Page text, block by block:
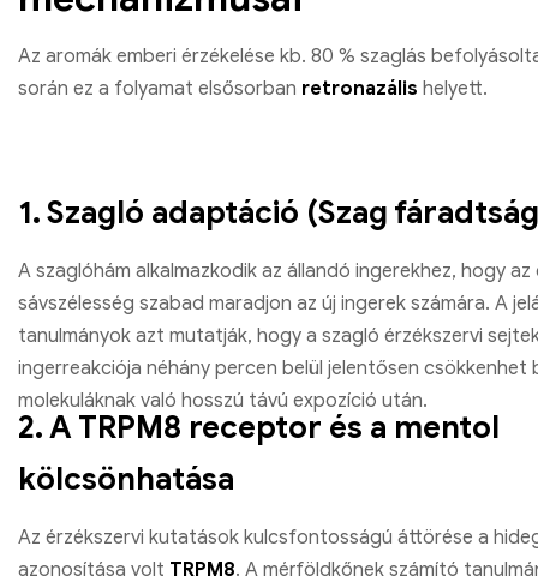
Az aromák emberi érzékelése kb. 80 % szaglás
során ez a folyamat elsősorban retronazális helyett.
1. Szagló adaptáció (Szag
A szaglóhám alkalmazkodik az állandó ingerekhez, hogy az
sávszélesség szabad maradjon az új ingerek számára. A
tanulmányok azt mutatják, hogy a szagló érzékszervi
ingerreakciója néhány percen belül jelentősen csökkenhet
molekuláknak való hosszú távú expozíció után.
2. A TRPM8 receptor és a mentol
kölcsönhatása
Az érzékszervi kutatások kulcsfontosságú áttörése a
azonosítása volt TRPM8. A mérföldkőnek számító